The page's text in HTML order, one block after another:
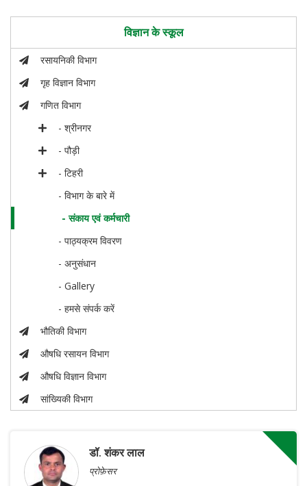
विज्ञान के स्कूल
रसायनिकी विभाग
गृह विज्ञान विभाग
गणित विभाग
- श्रीनगर
- पौड़ी
- टिहरी
- विभाग के बारे में
- संकाय एवं कर्मचारी
- पाठ्यक्रम विवरण
- अनुसंधान
- Gallery
- हमसे संपर्क करें
भौतिकी विभाग
औषधि रसायन विभाग
औषधि विज्ञान विभाग
सांख्यिकी विभाग
डॉ. शंकर लाल
प्रोफ़ेसर